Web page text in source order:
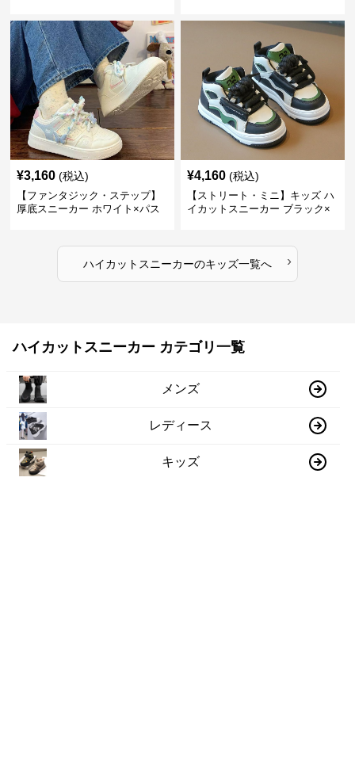
すべりにくい 快適歩行 グリップ
力
ンソール ガールズ
¥3,160 (税込)
【ファンタジック・ステップ】
厚底スニーカー ホワイト×パス
¥4,160 (税込)
【ストリート・ミニ】キッズ ハ
イカットスニーカー ブラック×
ハイカットスニーカーのキッズ一覧へ ›
ハイカットスニーカー カテゴリ一覧
メンズ
レディース
キッズ